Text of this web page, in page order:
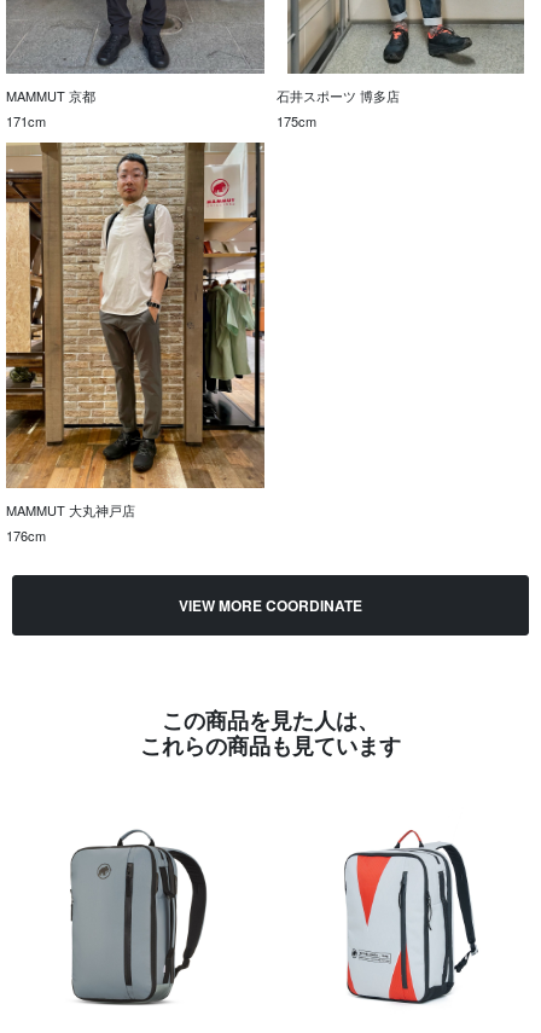
MAMMUT 京都
171cm
石井スポーツ 博多店
175cm
MAMMUT 大丸神戸店
176cm
VIEW MORE COORDINATE
この商品を見た人は、
これらの商品も見ています